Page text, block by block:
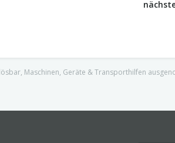
Maschinen, Geräte & Transporthilfen